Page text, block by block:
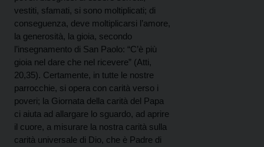
vestiti, sfamati, si sono moltiplicati; di
conseguenza, deve moltiplicarsi l’amore,
la generosità, la gioia, secondo
l’insegnamento di San Paolo: “C’è più
gioia nel dare che nel ricevere” (Atti,
20,35). Certamente, in tutte le nostre
parrocchie, si opera con carità verso i
poveri; la Giornata della carità del Papa
ci aiuta ad allargare lo sguardo, ad aprire
il cuore, a misurare la nostra carità sulla
carità universale di Dio, che è Padre di